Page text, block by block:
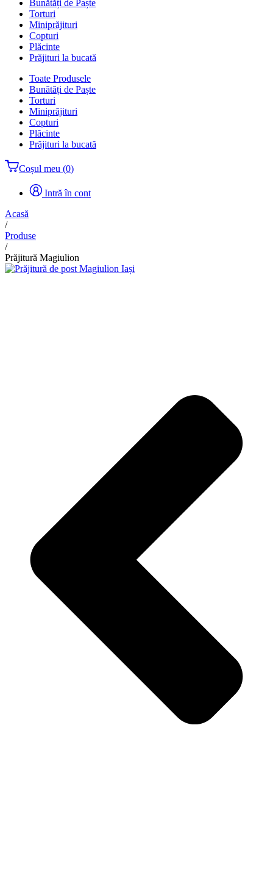
Bunătăți de Paște
Torturi
Miniprăjituri
Copturi
Plăcinte
Prăjituri la bucată
Toate Produsele
Bunătăți de Paște
Torturi
Miniprăjituri
Copturi
Plăcinte
Prăjituri la bucată
Coșul meu (0)
Intră în cont
Acasă
/
Produse
/
Prăjitură Magiulion